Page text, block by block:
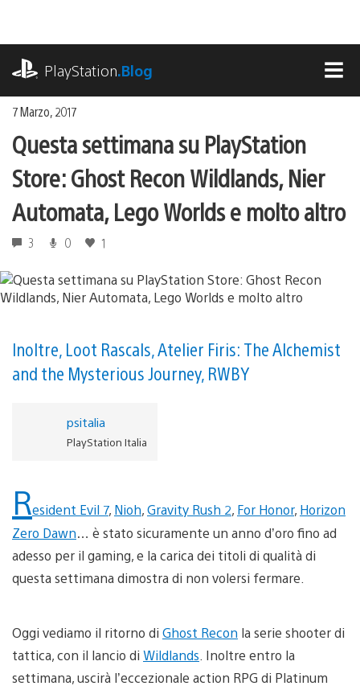
contenuto
PlayStation.Blog
7 Marzo, 2017
Questa settimana su PlayStation
Store: Ghost Recon Wildlands, Nier
Automata, Lego Worlds e molto altro
3 0 1
Inoltre, Loot Rascals, Atelier Firis: The Alchemist
and the Mysterious Journey, RWBY
psitalia
PlayStation Italia
Resident Evil 7, Nioh,Gravity Rush 2, For Honor, Horizon
Zero Dawn… è stato sicuramente un anno d’oro fino ad
adesso per il gaming, e la carica dei titoli di qualità di
questa settimana dimostra di non volersi fermare.
Oggi vediamo il ritorno di Ghost Recon la serie shooter di
tattica, con il lancio di Wildlands . Inoltre entro la
settimana, uscirà l’eccezionale action RPG di Platinum